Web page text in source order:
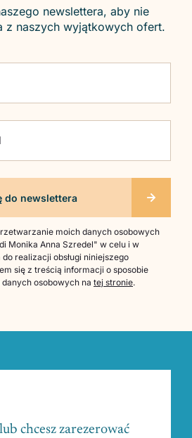
newslettera, aby nie
z naszych wyjątkowych ofert.
moich danych osobowych
Monika Anna Szredel" w celu i w
realizacji obsługi niniejszego
się z treścią informacji o sposobie
osobowych na tej stronie.
chcesz zarezerować